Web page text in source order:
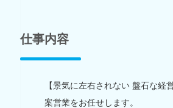
仕事内容
【景気に左右されない 盤石な
案営業をお任せします。